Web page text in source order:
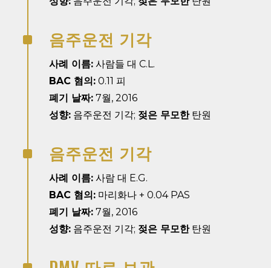
^ 음주운전 기각
사례 이름:사람들 대 C.L.
BAC 혐의:0.11 피
폐기 날짜:7월, 2016
성향:음주운전 기각; 젖은 무모한탄원
^ 음주운전 기각
사례 이름:사람 대 E.G.
BAC 혐의:마리화나 + 0.04 PAS
폐기 날짜:7월, 2016
성향:음주운전 기각; 젖은 무모한탄원